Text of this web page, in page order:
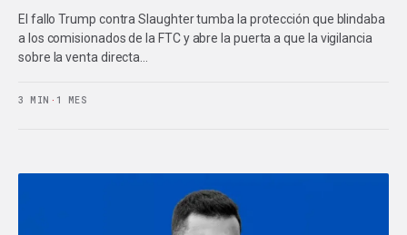
El fallo Trump contra Slaughter tumba la protección que blindaba
a los comisionados de la FTC y abre la puerta a que la vigilancia
sobre la venta directa…
3 MIN · 1 MES